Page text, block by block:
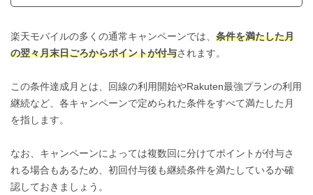
楽天モバイルの多くの通常キャンペーンでは、 条件を満たした月
の翌々月末日ごろからポイントが付与されます。
この条件達成月とは、回線の利用開始やRakuten最強プランの利用
継続など、各キャンペーンで定められた条件をすべて満たした月
を指します。
なお、キャンペーンによっては複数回に分けてポイントが付与さ
れる場合もあるため、初回付与後も継続条件を満たしているか確
認しておきましょう。